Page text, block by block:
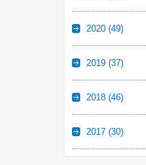
2020(49)
2019(37)
2018(46)
2017(30)